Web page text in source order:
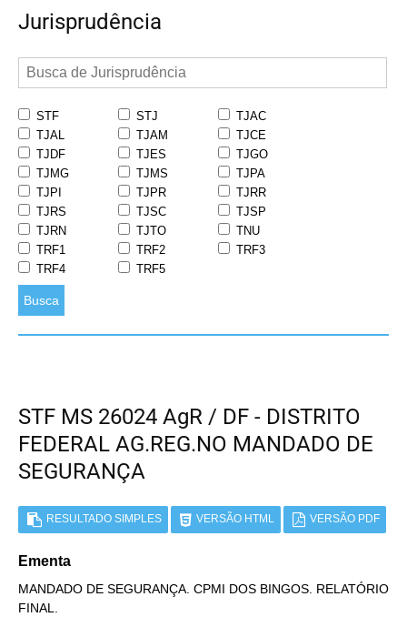
Jurisprudência
STF STJ
TJAC
TJAL
TJAM
TJCE
TJDF
TJES
TJGO
TJMG
TJMS
TJPA
TJPI
TJPR
TJRR
TJRS
TJSC
TJSP
TJRN
TJTO
TNU
TRF1
TRF2
TRF3
TRF4
TRF5
Busca
STF MS 26024 AgR / DF - DISTRITO
FEDERAL AG.REG.NO MANDADO DE
SEGURANÇA
RESULTADO SIMPLES VERSÃO HTML VERSÃO PDF
Ementa
MANDADO DE SEGURANÇA. CPMI DOS BINGOS. RELATÓRIO
FINAL.